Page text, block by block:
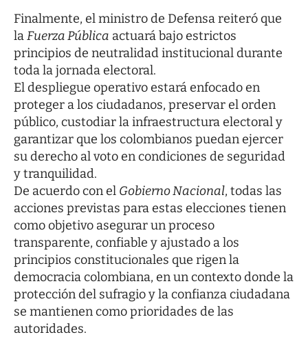
Finalmente, el ministro de Defensa reiteró que
laFuerza Pública actuará bajo estrictos
principios de neutralidad institucional durante
toda la jornada electoral.
El despliegue operativo estará enfocado en
proteger a los ciudadanos, preservar el orden
público, custodiar la infraestructura electoral y
garantizar que los colombianos puedan ejercer
su derecho al voto en condiciones de seguridad
y tranquilidad.
De acuerdo con el Gobierno Nacional, todas las
acciones previstas para estas elecciones tienen
como objetivo asegurar un proceso
transparente, confiable y ajustado a los
principios constitucionales que rigen la
democracia colombiana, en un contexto donde la
protección del sufragio y la confianza ciudadana
se mantienen como prioridades de las
autoridades.